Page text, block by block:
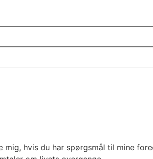
hvis du har spørgsmål til mine